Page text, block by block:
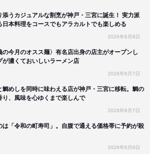
添うカジュアルな割烹が神戸・三宮に誕生！ 実力派
日本料理をコースでもアラカルトでも楽しめる
2026年8月8日
の今月のオスス麺〉有名店出身の店主がオープンし
が濃くておいしいラーメン店
2026年8月7日
鯛めしを同時に味わえる店が神戸・三宮に移転。鯛の
り、風味を心ゆくまで楽しんで
2026年8月7日
は「令和の町寿司」。自腹で通える価格帯に予約が殺
2026年8月6日